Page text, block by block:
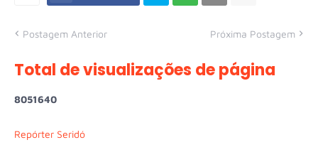
Postagem Anterior Próxima Postagem
Total de visualizações de página
8051640
Repórter Seridó